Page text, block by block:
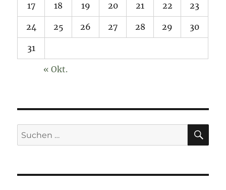
17 18 19 20 21 22 23
24 25 26 27 28 29 30
31
« Okt.
Suchen
nach: